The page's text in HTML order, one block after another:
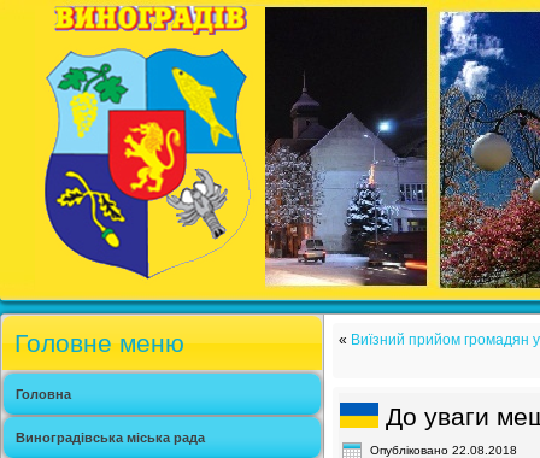
Головне меню
Головна
Виноградівська міська рада
« Виїзний прийом громадян
До уваги
Опубліковано 22.08.2018